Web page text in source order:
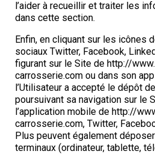
l’aider à recueillir et traiter les
dans cette section.
Enfin, en cliquant sur les icônes
sociaux Twitter, Facebook,
figurant sur le Site de http://
carrosserie.com ou dans son
l’Utilisateur a accepté le dépôt
poursuivant sa navigation sur le
l’application mobile de http://
carrosserie.com, Twitter,
Plus peuvent également
terminaux (ordinateur, tablette,